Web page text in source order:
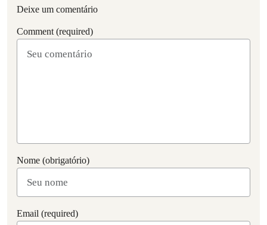
Deixe um comentário
Comment (required)
Nome (obrigatório)
Email (required)